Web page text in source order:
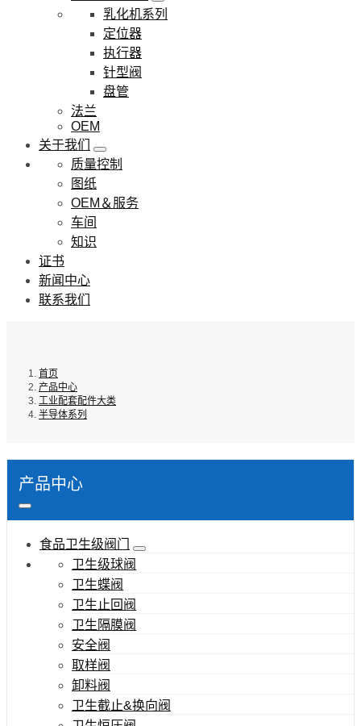
乳化机系列
定位器
执行器
针型阀
盘管
法兰
OEM
关于我们
质量控制
图纸
OEM＆服务
车间
知识
证书
新闻中心
联系我们
首页
产品中心
工业配套配件大类
半导体系列
产品中心
食品卫生级阀门
卫生级球阀
卫生蝶阀
卫生止回阀
卫生隔膜阀
安全阀
取样阀
卸料阀
卫生截止&换向阀